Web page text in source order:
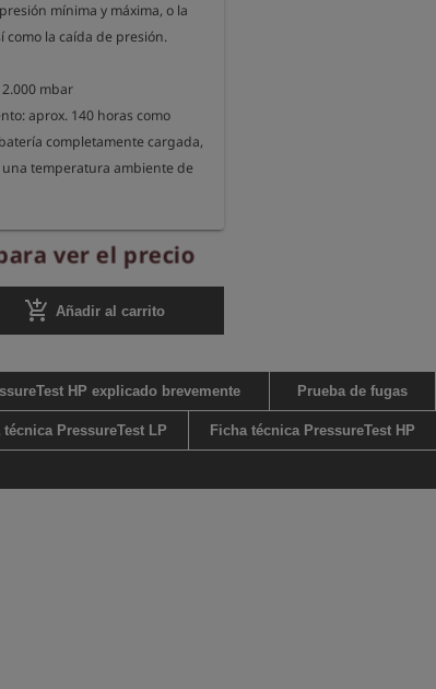
mínima y máxima, o la
como la caída de presión.
mbar
aprox. 140 horas como
completamente cargada,
temperatura ambiente de
14 cm x 6,5 cm x 3 cm
180 g
ver el precio
add_shopping_cart Añadir al carrito
HP explicado brevemente Prueba de fugas
técnica PressureTest LP Ficha técnica PressureTest HP